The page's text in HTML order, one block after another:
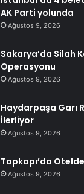
AK Parti yolunda
Ağustos 9, 2026
Sakarya’da Silah
Operasyonu
Ağustos 9, 2026
Haydarpaşa Garı
İlerliyor
Ağustos 9, 2026
Topkapı’da Otelde
Ağustos 9, 2026